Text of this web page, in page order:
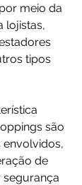
meio da
lojistas,
tipos
são
envolvidos,
de
segurança